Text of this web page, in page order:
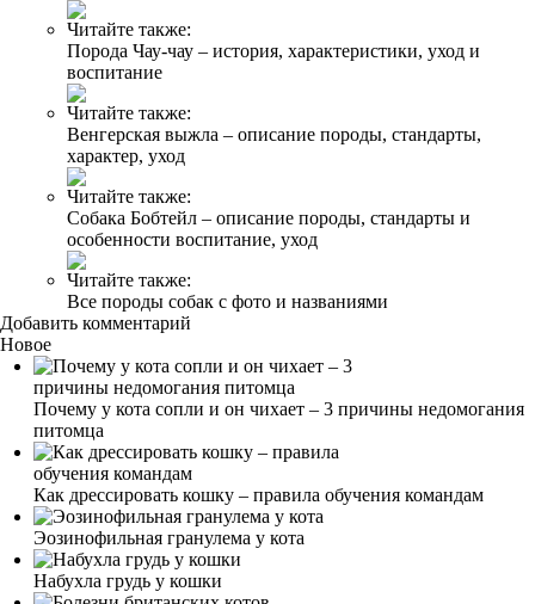
Читайте также:
Порода Чау-чау – история, характеристики, уход и
воспитание
Читайте также:
Венгерская выжла – описание породы, стандарты,
характер, уход
Читайте также:
Собака Бобтейл – описание породы, стандарты и
особенности воспитание, уход
Читайте также:
Все породы собак с фото и названиями
Добавить комментарий
Новое
Почему у кота сопли и он чихает – 3 причины недомогания
питомца
Как дрессировать кошку – правила обучения командам
Эозинофильная гранулема у кота
Набухла грудь у кошки